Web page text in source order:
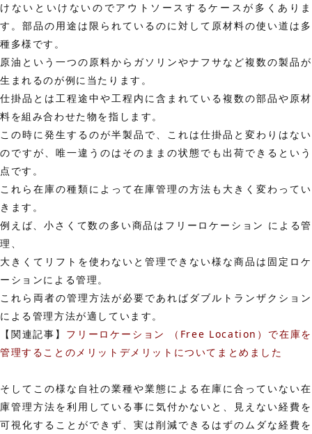
けないといけないのでアウトソースするケースが多くありま
す。部品の用途は限られているのに対して原材料の使い道は多
種多様です。
原油という一つの原料からガソリンやナフサなど複数の製品が
生まれるのが例に当たります。
仕掛品とは工程途中や工程内に含まれている複数の部品や原材
料を組み合わせた物を指します。
この時に発生するのが半製品で、これは仕掛品と変わりはない
のですが、唯一違うのはそのままの状態でも出荷できるという
点です。
これら在庫の種類によって在庫管理の方法も大きく変わってい
きます。
例えば、小さくて数の多い商品はフリーロケーション による管
理、
大きくてリフトを使わないと管理できない様な商品は固定ロケ
ーションによる管理。
これら両者の管理方法が必要であればダブルトランザクション
による管理方法が適しています。
【関連記事】 フリーロケーション （Free Location）で在庫を
管理することのメリットデメリットについてまとめました
そしてこの様な自社の業種や業態による在庫に合っていない在
庫管理方法を利用している事に気付かないと、見えない経費を
可視化することができず、実は削減できるはずのムダな経費を